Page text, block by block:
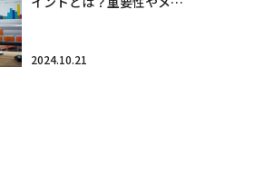
2024.10.21